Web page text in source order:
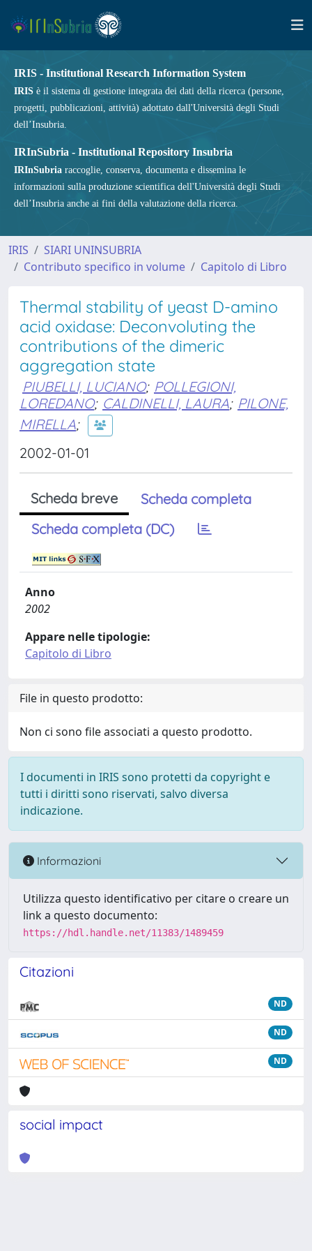
IRIS - Institutional Research Information System
IRIS è il sistema di gestione integrata dei dati della ricerca (persone,
progetti, pubblicazioni, attività) adottato dall'Università degli Studi
dell’Insubria.
IRInSubria - Institutional Repository Insubria
IRInSubria raccoglie, conserva, documenta e dissemina le
informazioni sulla produzione scientifica dell'Università degli Studi
dell’Insubria anche ai fini della valutazione della ricerca.
IRIS
SIARI UNINSUBRIA
Contributo specifico in volume
Capitolo di Libro
Thermal stability of yeast D-amino
acid oxidase: Deconvoluting the
contributions of the dimeric
aggregation state
PIUBELLI, LUCIANO; POLLEGIONI,
LOREDANO; CALDINELLI, LAURA; PILONE,
MIRELLA;
2002-01-01
Scheda breve
Scheda completa
Scheda completa (DC)
Anno
2002
Appare nelle tipologie:
Capitolo di Libro
File in questo prodotto:
Non ci sono file associati a questo prodotto.
I documenti in IRIS sono protetti da copyright e
tutti i diritti sono riservati, salvo diversa
indicazione.
Informazioni
Utilizza questo identificativo per citare o creare un
link a questo documento:
https://hdl.handle.net/11383/1489459
Citazioni
ND
ND
ND
social impact